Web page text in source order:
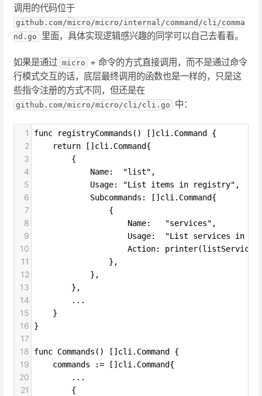
调用的代码位于
github.com/micro/micro/internal/command/cli/comma
nd.go
里面，具体实现逻辑感兴趣的同学可以自己去看看。
如果是通过 micro
+ 命令的方式直接调用，而不是通过命令
行模式交互的话，底层最终调用的函数也是一样的，只是这
些指令注册的方式不同，但还是在
github.com/micro/micro/cli/cli.go 中：
1 func registryCommands() []cli.Command {
2 return []cli.Command{
3 {
4 Name:  "list",
5 Usage: "List items in registry",
6 Subcommands: []cli.Command{
7 {
8 Name:   "services",
9 Usage:  "List services in
10 Action:
11 },
12 },
13 },
14 ...
15 }
16 }
17
18
func Commands() []cli.Command {
19 commands := []cli.Command{
20 ...
21 {